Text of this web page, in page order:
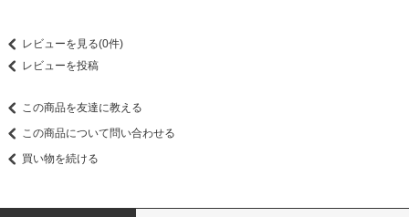
レビューを見る(0件)
レビューを投稿
この商品を友達に教える
この商品について問い合わせる
買い物を続ける